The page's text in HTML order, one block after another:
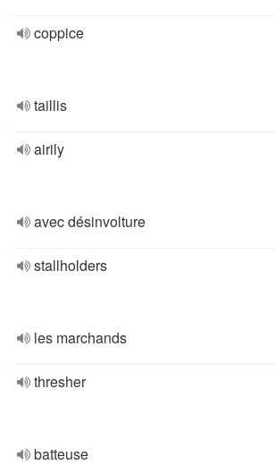
coppice
taillis
airily
avec désinvolture
stallholders
les marchands
thresher
batteuse